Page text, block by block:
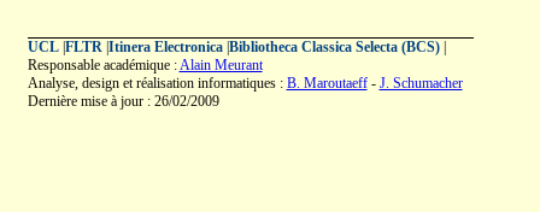
UCL| FLTR| Itinera Electronica| Bibliotheca Classica Selecta (BCS)|
Responsable académique :Alain Meurant
Analyse, design et réalisation informatiques : B. Maroutaeff- J. Schumacher
Dernière mise à jour : 26/02/2009